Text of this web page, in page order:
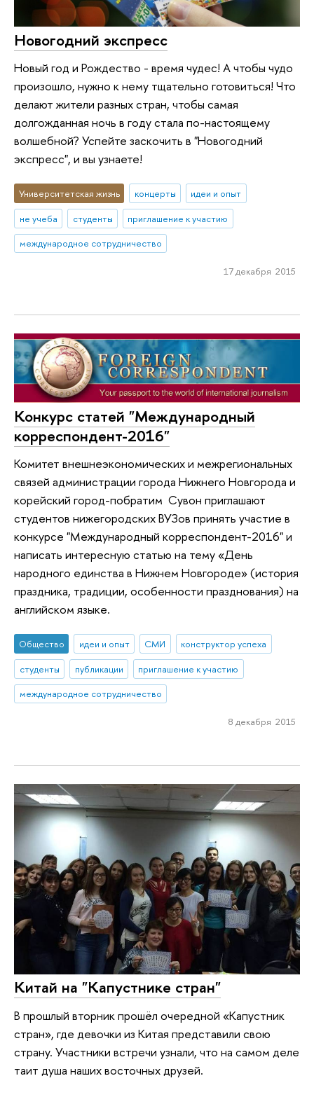
Новогодний экспресс
Новый год и Рождество - время чудес! А чтобы чудо
произошло, нужно к нему тщательно готовиться! Что
делают жители разных стран, чтобы самая
долгожданная ночь в году стала по-настоящему
волшебной? Успейте заскочить в "Новогодний
экспресс", и вы узнаете!
Университетская жизнь концерты
идеи и опыт
не учеба
студенты
приглашение к участию
международное сотрудничество
17 декабря 2015
Конкурс статей "Международный
корреспондент-2016"
Комитет внешнеэкономических и межрегиональных
связей администрации города Нижнего Новгорода и
корейский город-побратим Сувон приглашают
студентов нижегородских ВУЗов принять участие в
конкурсе "Международный корреспондент-2016" и
написать интересную статью на тему «День
народного единства в Нижнем Новгороде» (история
праздника, традиции, особенности празднования) на
английском языке.
Общество идеи и опыт СМИ
конструктор успеха
студенты
публикации
приглашение к участию
международное сотрудничество
8 декабря 2015
Китай на "Капустнике стран"
В прошлый вторник прошёл очередной «Капустник
стран», где девочки из Китая представили свою
страну. Участники встречи узнали, что на самом деле
таит душа наших восточных друзей.